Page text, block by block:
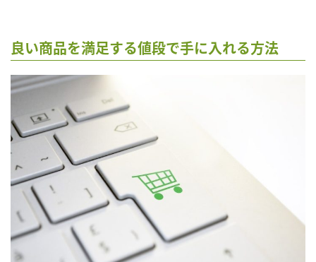
良い商品を満足する値段で手に入れる方法